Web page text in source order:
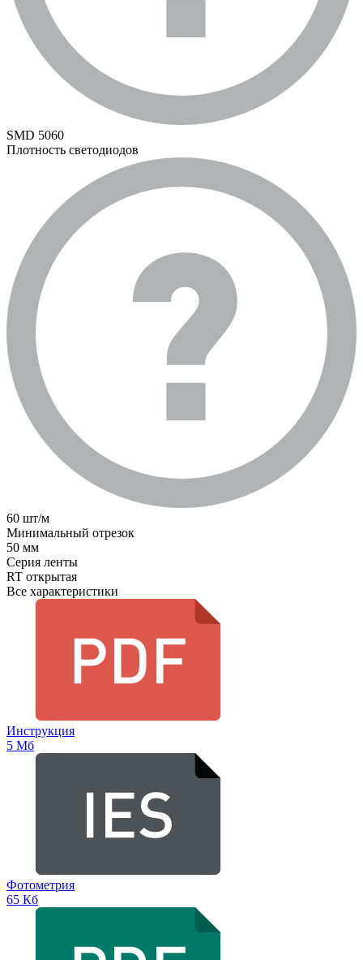
SMD 5060
Плотность светодиодов
60 шт/м
Минимальный отрезок
50 мм
Серия ленты
RT открытая
Все характеристики
Инструкция
5 Мб
Фотометрия
65 Кб